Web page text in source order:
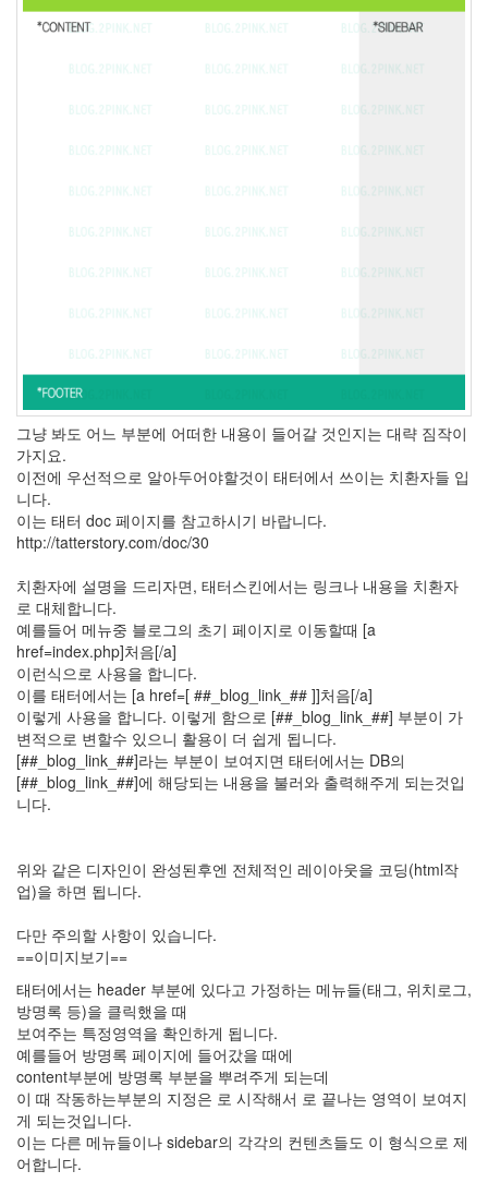
그냥 봐도 어느 부분에 어떠한 내용이 들어갈 것인지는 대략 짐작이
가지요.
이전에 우선적으로 알아두어야할것이 태터에서 쓰이는 치환자들 입
니다.
이는 태터 doc 페이지를 참고하시기 바랍니다.
http://tatterstory.com/doc/30
치환자에 설명을 드리자면, 태터스킨에서는 링크나 내용을 치환자
로 대체합니다.
예를들어 메뉴중 블로그의 초기 페이지로 이동할때 [a
href=index.php]처음[/a]
이런식으로 사용을 합니다.
이를 태터에서는 [a href=[ ##_blog_link_## ]]처음[/a]
이렇게 사용을 합니다. 이렇게 함으로 [##_blog_link_##] 부분이 가
변적으로 변할수 있으니 활용이 더 쉽게 됩니다.
[##_blog_link_##]라는 부분이 보여지면 태터에서는 DB의
[##_blog_link_##]에 해당되는 내용을 불러와 출력해주게 되는것입
니다.
위와 같은 디자인이 완성된후엔 전체적인 레이아웃을 코딩(html작
업)을 하면 됩니다.
다만 주의할 사항이 있습니다.
==이미지보기==
태터에서는 header 부분에 있다고 가정하는 메뉴들(태그, 위치로그,
방명록 등)을 클릭했을 때
보여주는 특정영역을 확인하게 됩니다.
예를들어 방명록 페이지에 들어갔을 때에
content부분에 방명록 부분을 뿌려주게 되는데
이 때 작동하는부분의 지정은 로 시작해서 로 끝나는 영역이 보여지
게 되는것입니다.
이는 다른 메뉴들이나 sidebar의 각각의 컨텐츠들도 이 형식으로 제
어합니다.
채
식
JOOO
소
세
녁
사
스
팸
트
랙
백
별
죄
수
소
주
뮤
파
티
오
만
석
학
사
그